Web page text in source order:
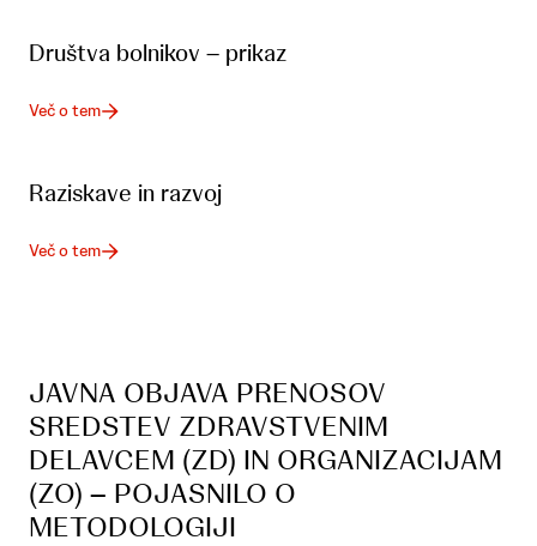
Društva bolnikov – prikaz
Več o tem
Raziskave in razvoj
Več o tem
JAVNA OBJAVA PRENOSOV
SREDSTEV ZDRAVSTVENIM
DELAVCEM (ZD) IN ORGANIZACIJAM
(ZO) – POJASNILO O
METODOLOGIJI